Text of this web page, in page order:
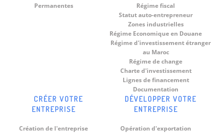
Permanentes
Régime fiscal
Statut auto-entrepreneur
Zones industrielles
Régime Economique en Douane
Régime d'investissement étranger
au Maroc
Régime de change
Charte d'investissement
Lignes de financement
Documentation
CRÉER VOTRE
ENTREPRISE
Création de l'entreprise
DÉVELOPPER VOTRE
ENTREPRISE
Opération d'exportation